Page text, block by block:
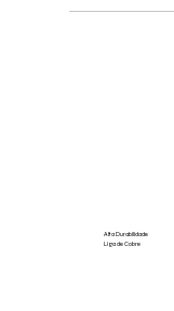
Alta Durabilidade
Liga de Cobre